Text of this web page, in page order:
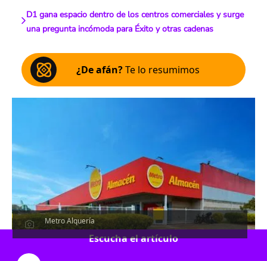
D1 gana espacio dentro de los centros comerciales y surge
una pregunta incómoda para Éxito y otras cadenas
¿De afán?Te lo resumimos
Metro Alquería
Escucha el artículo